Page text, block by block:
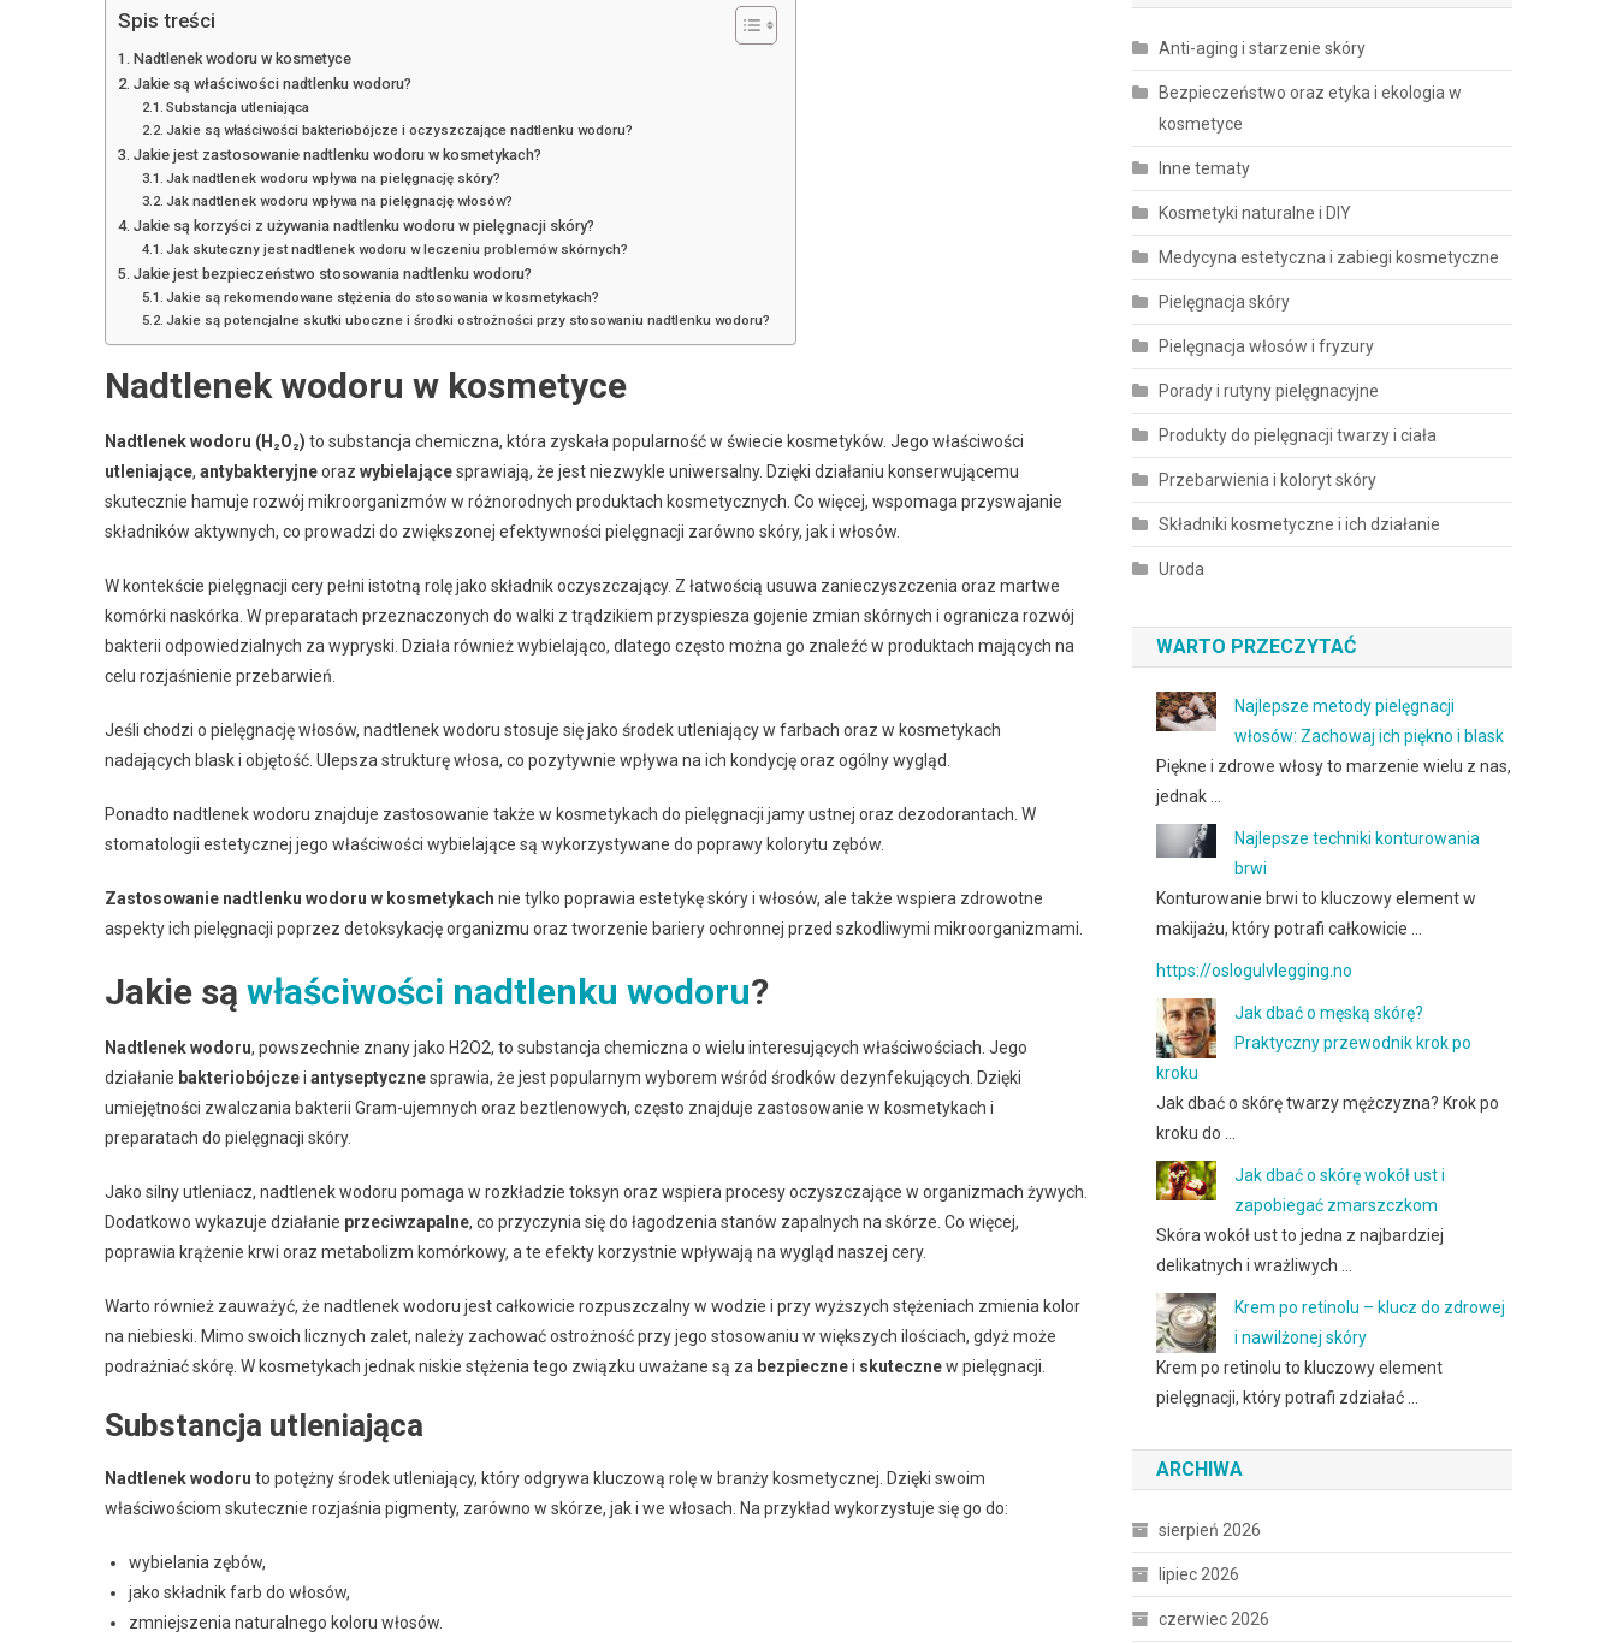
Spis treści
Nadtlenek wodoru w kosmetyce
Jakie są właściwości nadtlenku wodoru?
Substancja utleniająca
Jakie są właściwości bakteriobójcze i oczyszczające nadtlenku wodoru?
Jakie jest zastosowanie nadtlenku wodoru w kosmetykach?
Jak nadtlenek wodoru wpływa na pielęgnację skóry?
Jak nadtlenek wodoru wpływa na pielęgnację włosów?
Jakie są korzyści z używania nadtlenku wodoru w pielęgnacji skóry?
Jak skuteczny jest nadtlenek wodoru w leczeniu problemów skórnych?
Jakie jest bezpieczeństwo stosowania nadtlenku wodoru?
Jakie są rekomendowane stężenia do stosowania w kosmetykach?
Jakie są potencjalne skutki uboczne i środki ostrożności przy stosowaniu nadtlenku wodoru?
Nadtlenek wodoru w kosmetyce
Nadtlenek wodoru (H₂O₂) to substancja chemiczna, która zyskała popularność w świecie kosmetyków. Jego właściwości
utleniające, antybakteryjneoraz wybielającesprawiają, że jest niezwykle uniwersalny. Dzięki działaniu konserwującemu
skutecznie hamuje rozwój mikroorganizmów w różnorodnych produktach kosmetycznych. Co więcej, wspomaga przyswajanie
składników aktywnych, co prowadzi do zwiększonej efektywności pielęgnacji zarówno skóry, jak i włosów.
W kontekście pielęgnacji cery pełni istotną rolę jako składnik oczyszczający. Z łatwością usuwa zanieczyszczenia oraz martwe
komórki naskórka. W preparatach przeznaczonych do walki z trądzikiem przyspiesza gojenie zmian skórnych i ogranicza rozwój
bakterii odpowiedzialnych za wypryski. Działa również wybielająco, dlatego często można go znaleźć w produktach mających na
celu rozjaśnienie przebarwień.
Jeśli chodzi o pielęgnację włosów, nadtlenek wodoru stosuje się jako środek utleniający w farbach oraz w kosmetykach
nadających blask i objętość. Ulepsza strukturę włosa, co pozytywnie wpływa na ich kondycję oraz ogólny wygląd.
Ponadto nadtlenek wodoru znajduje zastosowanie także w kosmetykach do pielęgnacji jamy ustnej oraz dezodorantach. W
stomatologii estetycznej jego właściwości wybielające są wykorzystywane do poprawy kolorytu zębów.
Zastosowanie nadtlenku wodoru w kosmetykach nie tylko poprawia estetykę skóry i włosów, ale także wspiera zdrowotne
aspekty ich pielęgnacji poprzez detoksykację organizmu oraz tworzenie bariery ochronnej przed szkodliwymi mikroorganizmami.
Jakie są właściwości nadtlenku wodoru?
Nadtlenek wodoru, powszechnie znany jako H2O2, to substancja chemiczna o wielu interesujących właściwościach. Jego
działanie bakteriobójczei antyseptycznesprawia, że jest popularnym wyborem wśród środków dezynfekujących. Dzięki
umiejętności zwalczania bakterii Gram-ujemnych oraz beztlenowych, często znajduje zastosowanie w kosmetykach i
preparatach do pielęgnacji skóry.
Jako silny utleniacz, nadtlenek wodoru pomaga w rozkładzie toksyn oraz wspiera procesy oczyszczające w organizmach żywych.
Dodatkowo wykazuje działanie przeciwzapalne, co przyczynia się do łagodzenia stanów zapalnych na skórze. Co więcej,
poprawia krążenie krwi oraz metabolizm komórkowy, a te efekty korzystnie wpływają na wygląd naszej cery.
Warto również zauważyć, że nadtlenek wodoru jest całkowicie rozpuszczalny w wodzie i przy wyższych stężeniach zmienia kolor
na niebieski. Mimo swoich licznych zalet, należy zachować ostrożność przy jego stosowaniu w większych ilościach, gdyż może
podrażniać skórę. W kosmetykach jednak niskie stężenia tego związku uważane są za bezpiecznei skutecznew pielęgnacji.
Substancja utleniająca
Nadtlenek wodoru to potężny środek utleniający, który odgrywa kluczową rolę w branży kosmetycznej. Dzięki swoim
właściwościom skutecznie rozjaśnia pigmenty, zarówno w skórze, jak i we włosach. Na przykład wykorzystuje się go do:
wybielania zębów,
jako składnik farb do włosów,
zmniejszenia naturalnego koloru włosów.
Anti-aging i starzenie skóry
Bezpieczeństwo oraz etyka i ekologia w
kosmetyce
Inne tematy
Kosmetyki naturalne i DIY
Medycyna estetyczna i zabiegi kosmetyczne
Pielęgnacja skóry
Pielęgnacja włosów i fryzury
Porady i rutyny pielęgnacyjne
Produkty do pielęgnacji twarzy i ciała
Przebarwienia i koloryt skóry
Składniki kosmetyczne i ich działanie
Uroda
WARTO PRZECZYTAĆ
Najlepsze metody pielęgnacji
włosów: Zachowaj ich piękno i blask
Piękne i zdrowe włosy to marzenie wielu z nas,
jednak …
Najlepsze techniki konturowania
brwi
Konturowanie brwi to kluczowy element w
makijażu, który potrafi całkowicie …
https://oslogulvlegging.no
Jak dbać o męską skórę?
Praktyczny przewodnik krok po
kroku
Jak dbać o skórę twarzy mężczyzna? Krok po
kroku do …
Jak dbać o skórę wokół ust i
zapobiegać zmarszczkom
Skóra wokół ust to jedna z najbardziej
delikatnych i wrażliwych …
Krem po retinolu – klucz do zdrowej
i nawilżonej skóry
Krem po retinolu to kluczowy element
pielęgnacji, który potrafi zdziałać …
ARCHIWA
sierpień 2026
lipiec 2026
czerwiec 2026